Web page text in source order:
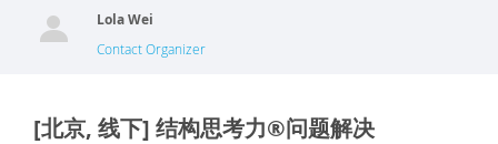
Lola Wei
Contact Organizer
[北京, 线下] 结构思考力®问题解决